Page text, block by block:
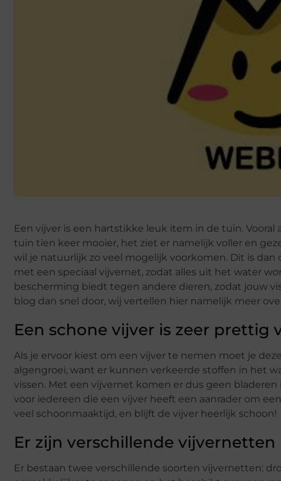
Een vijver is een hartstikke leuk item in de tuin.
tuin tien keer mooier, het ziet er namelijk voller en
wil je natuurlijk zo veel mogelijk voorkomen. Dit is dan
met een speciaal vijvernet, zodat alles uit het water
bescherming biedt tegen andere dieren, zodat jouw
blog dan snel door, wij vertellen hier namelijk meer
Een schone vijver is zeer prettig
Als je ervoor kiest om een vijver te nemen moet je
algengroei, want er kunnen verkeerde stoffen in het
vissen. Met een vijvernet komen er dus geen
voor iedereen die een vijver heeft een aanrader om
veel schoonmaaktijd, en blijft de vijver heerlijk schoon!
Er zijn verschillende vijvernetten
Er bestaan twee verschillende soorten vijvernetten: